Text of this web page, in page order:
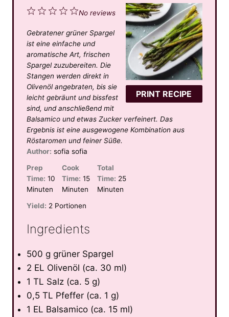
PRINT RECIPE
5
t
a
r
s
4
t
a
r
s
3
t
a
r
s
2
t
a
r
s
1
t
a
r
No reviews
Gebratener grüner Spargel
ist eine einfache und
aromatische Art, frischen
Spargel zuzubereiten. Die
Stangen werden direkt in
Olivenöl angebraten, bis sie
leicht gebräunt und bissfest
sind, und anschließend mit
Balsamico und etwas Zucker verfeinert. Das
Ergebnis ist eine ausgewogene Kombination aus
Röstaromen und feiner Süße.
Author: sofia sofia
Prep
Time: 10
Minuten
Cook
Time: 15
Minuten
Total
Time: 25
Minuten
Yield: 2 Portionen
Ingredients
500 g grüner Spargel
2 EL Olivenöl (ca. 30 ml)
1 TL Salz (ca. 5 g)
0,5 TL Pfeffer (ca. 1 g)
1 EL Balsamico (ca. 15 ml)